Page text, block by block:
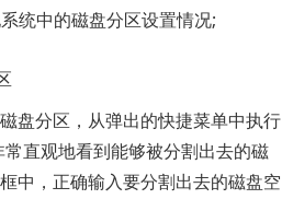
统中的磁盘分区设置情况;
分区，从弹出的快捷菜单中执行
直观地看到能够被分割出去的磁
中，正确输入要分割出去的磁盘空